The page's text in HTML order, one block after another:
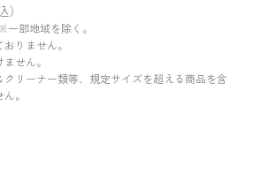
部地域を除く。
りません。
せん。
リーナー類等、規定サイズを超える商品を含
。